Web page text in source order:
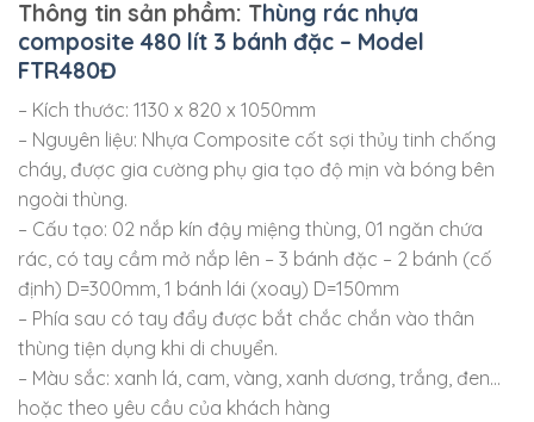
Thông tin sản phầm: Thùng rác nhựa
composite 480 lít 3 bánh đặc – Model
FTR480Đ
– Kích thước: 1130 x 820 x 1050mm
– Nguyên liệu: Nhựa Composite cốt sợi thủy tinh chống
cháy, được gia cường phụ gia tạo độ mịn và bóng bên
ngoài thùng.
– Cấu tạo: 02 nắp kín đậy miệng thùng, 01 ngăn chứa
rác, có tay cầm mở nắp lên – 3 bánh đặc – 2 bánh (cố
định) D=300mm, 1 bánh lái (xoay) D=150mm
– Phía sau có tay đẩy được bắt chắc chắn vào thân
thùng tiện dụng khi di chuyển.
– Màu sắc: xanh lá, cam, vàng, xanh dương, trắng, đen…
hoặc theo yêu cầu của khách hàng